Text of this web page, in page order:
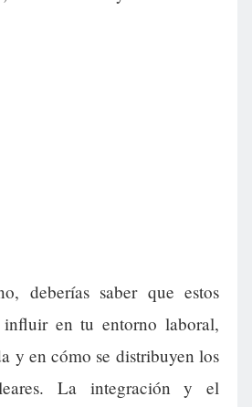
deberías saber que estos
influir en tu entorno laboral,
y en cómo se distribuyen los
La integración y el